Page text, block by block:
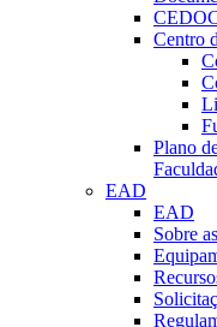
Centro
Plano
EAD
EAD
Sobre